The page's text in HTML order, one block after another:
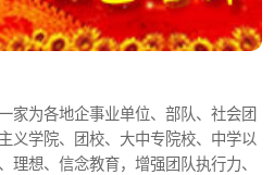
为各地企事业单位、部队、社会团
义学院、团校、大中专院校、中学以
理想、信念教育，增强团队执行力、